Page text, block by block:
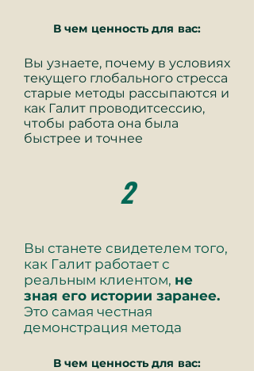
В чем ценность для вас:
Вы узнаете, почему в условиях
текущего глобального стресса
старые методы рассыпаются и
как Галит проводитсессию,
чтобы работа она была
быстрее и точнее
2
Вы станете свидетелем того,
как Галит работает с
реальным клиентом, не
зная его истории заранее.
Это самая честная
демонстрация метода
В чем ценность для вас: